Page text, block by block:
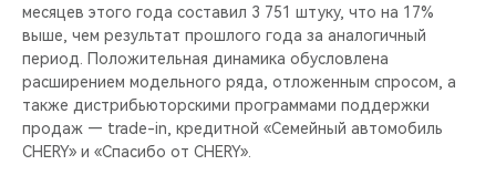
НАШИ МЕРОПРИЯТИЯ
ВИДЕООБЗОРЫ
CHERY ДЛЯ ДЕТЕЙ
месяцев этого года составил 3 751 штуку, что на 17%
выше, чем результат прошлого года за аналогичный
период. Положительная динамика обусловлена
расширением модельного ряда, отложенным спросом, а
также дистрибьюторскими программами поддержки
продаж — trade-in, кредитной «Семейный автомобиль
CHERY» и «Спасибо от CHERY».